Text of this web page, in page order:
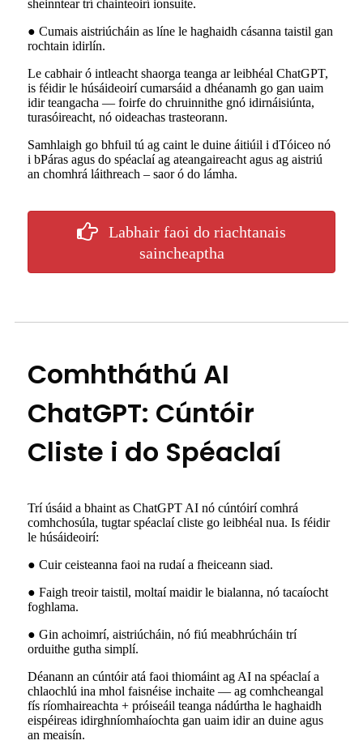
sheinntear trí chainteoirí ionsuite.
● Cumais aistriúcháin as líne le haghaidh cásanna taistil gan
rochtain idirlín.
Le cabhair ó intleacht shaorga teanga ar leibhéal ChatGPT,
is féidir le húsáideoirí cumarsáid a dhéanamh go gan uaim
idir teangacha — foirfe do chruinnithe gnó idirnáisiúnta,
turasóireacht, nó oideachas trasteorann.
Samhlaigh go bhfuil tú ag caint le duine áitiúil i dTóiceo nó
i bPáras agus do spéaclaí ag ateangaireacht agus ag aistriú
an chomhrá láithreach – saor ó do lámha.
Labhair faoi do riachtanais
saincheaptha
Comhtháthú AI
ChatGPT: Cúntóir
Cliste i do Spéaclaí
Trí úsáid a bhaint as ChatGPT AI nó cúntóirí comhrá
comhchosúla, tugtar spéaclaí cliste go leibhéal nua. Is féidir
le húsáideoirí:
● Cuir ceisteanna faoi na rudaí a fheiceann siad.
● Faigh treoir taistil, moltaí maidir le bialanna, nó tacaíocht
foghlama.
● Gin achoimrí, aistriúcháin, nó fiú meabhrúcháin trí
orduithe gutha simplí.
Déanann an cúntóir atá faoi thiomáint ag AI na spéaclaí a
chlaochlú ina mhol faisnéise inchaite — ag comhcheangal
fís ríomhaireachta + próiseáil teanga nádúrtha le haghaidh
eispéireas idirghníomhaíochta gan uaim idir an duine agus
an meaisín.